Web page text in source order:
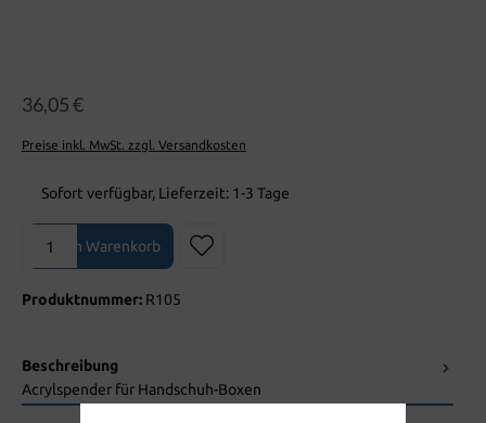
36,05 €
Preise inkl. MwSt. zzgl. Versandkosten
Sofort verfügbar, Lieferzeit: 1-3 Tage
Produkt Anzahl: Gib den gewünschten Wert ein oder benutze die
In den Warenkorb
Produktnummer: R105
Beschreibung
Acrylspender für Handschuh-Boxen